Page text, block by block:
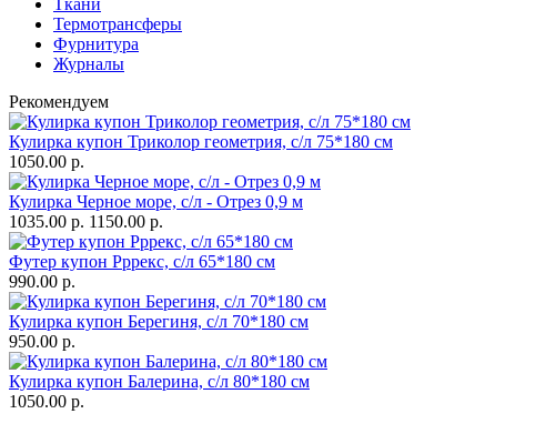
Ткани
Термотрансферы
Фурнитура
Журналы
Рекомендуем
Кулирка купон Триколор геометрия, с/л 75*180 см
1050.00 р.
Кулирка Черное море, с/л - Отрез 0,9 м
1035.00 р. 1150.00 р.
Футер купон Рррекс, с/л 65*180 см
990.00 р.
Кулирка купон Берегиня, с/л 70*180 см
950.00 р.
Кулирка купон Балерина, с/л 80*180 см
1050.00 р.